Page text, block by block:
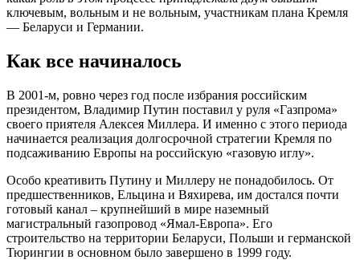
ключевым, вольным и не вольным, участникам плана Кремля
— Беларуси и Германии.
Как все начиналось
В 2001-м, ровно через год после избрания российским
президентом, Владимир Путин поставил у руля «Газпрома»
своего приятеля Алексея Миллера. И именно с этого периода
начинается реализация долгосрочной стратегии Кремля по
подсаживанию Европы на российскую «газовую иглу».
Особо креативить Путину и Миллеру не понадобилось. От
предшественников, Ельцина и Вяхирева, им достался почти
готовый канал – крупнейший в мире наземный
магистральный газопровод «Ямал-Европа». Его
строительство на территории Беларуси, Польши и германской
Тюрингии в основном было завершено в 1999 году.